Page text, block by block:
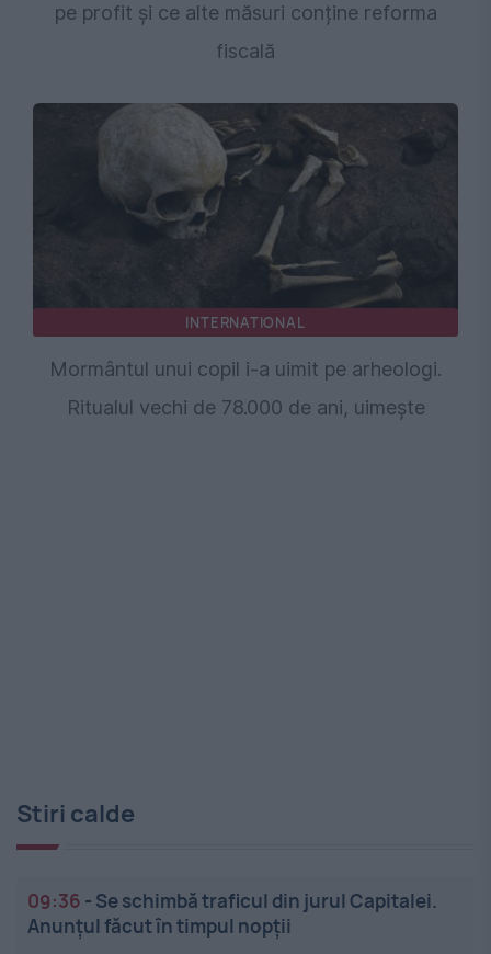
pe profit și ce alte măsuri conține reforma
fiscală
INTERNATIONAL
Mormântul unui copil i-a uimit pe arheologi.
Ritualul vechi de 78.000 de ani, uimește
Stiri calde
09:36 - Se schimbă traficul din jurul Capitalei.
Anunțul făcut în timpul nopții